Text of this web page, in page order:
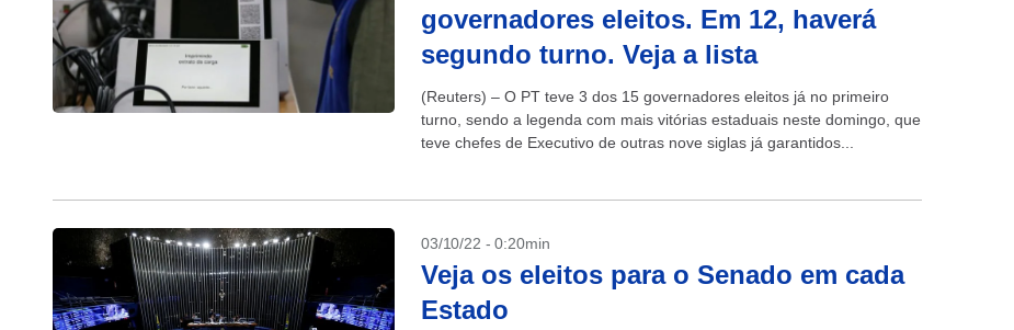
governadores eleitos. Em 12, haverá
segundo turno. Veja a lista
(Reuters) – O PT teve 3 dos 15 governadores eleitos já no primeiro
turno, sendo a legenda com mais vitórias estaduais neste domingo, que
teve chefes de Executivo de outras nove siglas já garantidos...
03/10/22 - 0:20min
Veja os eleitos para o Senado em cada
Estado